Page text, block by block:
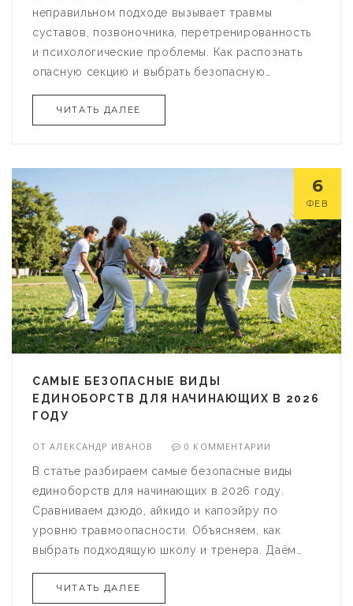
неправильном подходе вызывает травмы
суставов, позвоночника, перетренированность
и психологические проблемы. Как распознать
опасную секцию и выбрать безопасную
ЧИТАТЬ ДАЛЕЕ
6
ФЕВ
САМЫЕ БЕЗОПАСНЫЕ ВИДЫ
ЕДИНОБОРСТВ ДЛЯ НАЧИНАЮЩИХ В 2026
ГОДУ
ОТАЛЕКСАНДР ИВАНОВ 0 КОММЕНТАРИИ
В статье разбираем самые безопасные виды
единоборств для начинающих в 2026 году.
Сравниваем дзюдо, айкидо и капоэйру по
уровню травмоопасности. Объясняем, как
выбрать подходящую школу и тренера. Даём
Узнайте, какие единоборства безопасны даже
ЧИТАТЬ ДАЛЕЕ